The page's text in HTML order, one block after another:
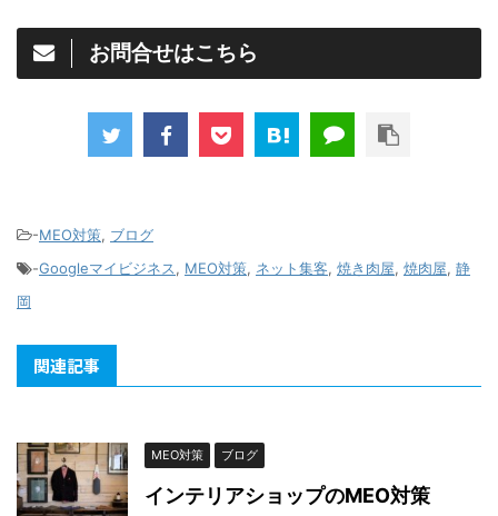
お問合せはこちら
-MEO対策, ブログ
-Googleマイビジネス, MEO対策, ネット集客, 焼き肉屋, 焼肉屋, 静
岡
関連記事
MEO対策 ブログ
インテリアショップのMEO対策